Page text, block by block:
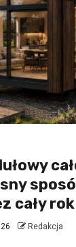
cały rok
Redakcja